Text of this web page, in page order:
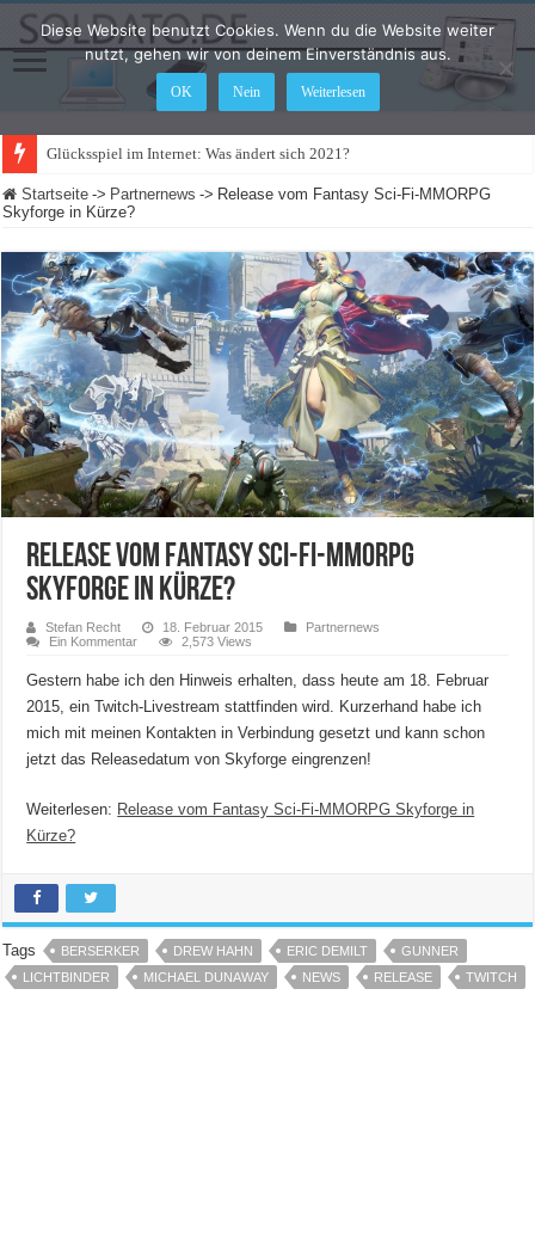
Glücksspiel im Internet: Was ändert sich 2021?
Startseite -> Partnernews -> Release vom Fantasy Sci-Fi-MMORPG
Skyforge in Kürze?
Release vom Fantasy Sci-Fi-MMORPG
Skyforge in Kürze?
Stefan Recht 18. Februar 2015
Partnernews
Ein Kommentar
2,573 Views
Gestern habe ich den Hinweis erhalten, dass heute am 18. Februar
2015, ein Twitch-Livestream stattfinden wird. Kurzerhand habe ich
mich mit meinen Kontakten in Verbindung gesetzt und kann schon
jetzt das Releasedatum von Skyforge eingrenzen!
Weiterlesen: Release vom Fantasy Sci-Fi-MMORPG Skyforge in
Kürze?
Tags BERSERKER DREW HAHN ERIC DEMILT
GUNNER
LICHTBINDER
MICHAEL DUNAWAY NEWS RELEASE TWITCH
Diese Website benutzt Cookies. Wenn du die Website weiter
nutzt, gehen wir von deinem Einverständnis aus.
OK Nein Weiterlesen